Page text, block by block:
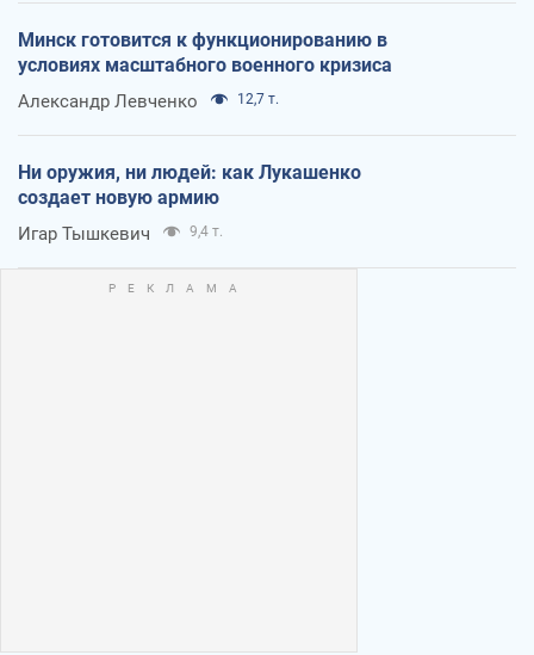
Минск готовится к функционированию в
условиях масштабного военного кризиса
Александр Левченко 12,7 т.
Ни оружия, ни людей: как Лукашенко
создает новую армию
Игар Тышкевич 9,4 т.